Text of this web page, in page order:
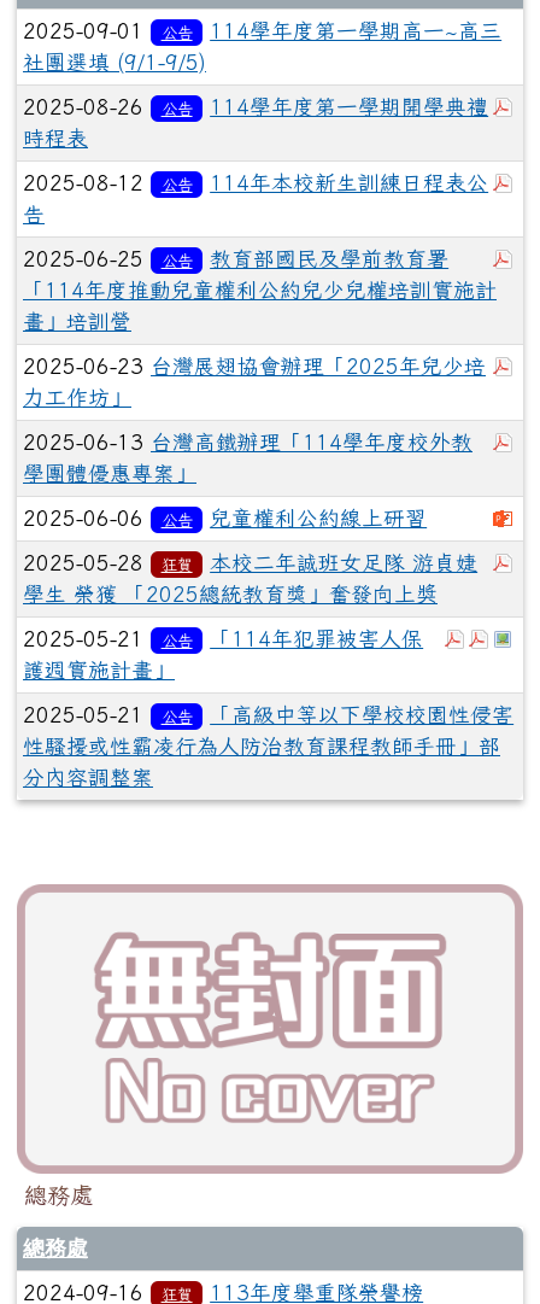
2025-09-01 公告
114學年度第一學期高一~高三
社團選填 (9/1-9/5)
2025-08-26 公告
114學年度第一學期開學典禮
時程表
2025-08-12 公告
114年本校新生訓練日程表公
告
2025-06-25 公告
教育部國民及學前教育署
「114年度推動兒童權利公約兒少兒權培訓實施計
畫」培訓營
2025-06-23 台灣展翅協會辦理「2025年兒少培
力工作坊」
2025-06-13 台灣高鐵辦理「114學年度校外教
學團體優惠專案」
2025-06-06 公告 兒童權利公約線上研習
2025-05-28 狂賀
本校二年誠班女足隊 游貞婕
學生 榮獲 「2025總統教育獎」奮發向上奬
於彈
於
2025-05-21 公告
「114年犯罪被害人保
護週實施計畫」
2025-05-21 公告
「高級中等以下學校校園性侵害
性騷擾或性霸凌行為人防治教育課程教師手冊」部
分內容調整案
總務處
總務處
2024-09-16 狂賀 113年度舉重隊榮譽榜